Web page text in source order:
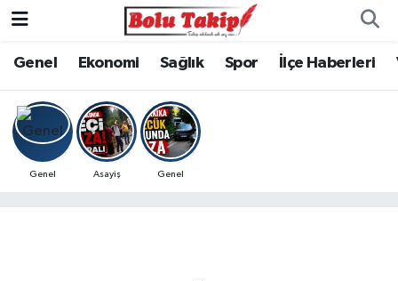
Genel Ekonomi Sağlık Spor İlçe Haberleri
Genel Asayiş Genel